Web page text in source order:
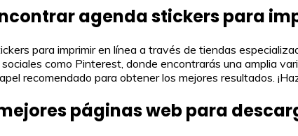
agenda stickers para
para imprimir en línea a través de tiendas
como Pinterest, donde encontrarás una amplia
recomendado para obtener los mejores resultados.
páginas web para